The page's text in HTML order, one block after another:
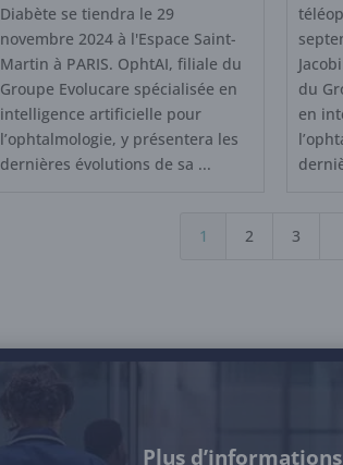
Diabète se tiendra le 29
novembre 2024 à l'Espace Saint-
Martin à PARIS. OphtAI, filiale du
Groupe Evolucare spécialisée en
intelligence artificielle pour
l’ophtalmologie, y présentera les
dernières évolutions de sa ...
du
en
1 2 3
Plus